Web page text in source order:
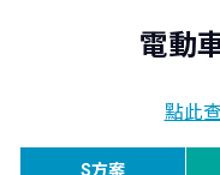
電動
點此
S方案